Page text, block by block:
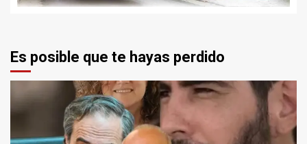
Es posible que te hayas perdido